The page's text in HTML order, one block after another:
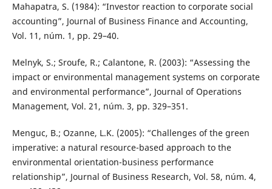
Mahapatra, S. (1984): “Investor reaction to corporate social
accounting”, Journal of Business Finance and Accounting,
Vol. 11, núm. 1, pp. 29–40.
Melnyk, S.; Sroufe, R.; Calantone, R. (2003): “Assessing the
impact or environmental management systems on corporate
and environmental performance”, Journal of Operations
Management, Vol. 21, núm. 3, pp. 329–351.
Menguc, B.; Ozanne, L.K. (2005): “Challenges of the green
imperative: a natural resource-based approach to the
environmental orientation-business performance
relationship”, Journal of Business Research, Vol. 58, núm. 4,